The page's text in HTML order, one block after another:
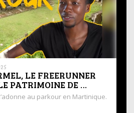
LE FREERUNNER
PATRIMOINE DE …
au parkour en Martinique.